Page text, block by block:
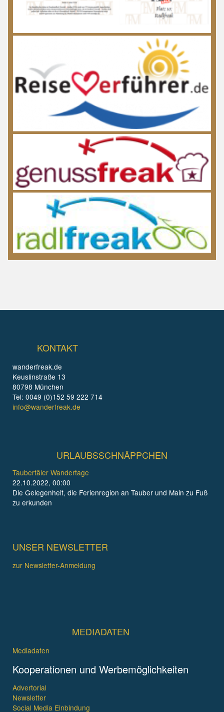
KONTAKT
wanderfreak.de
Keuslinstraße 13
80798 München
Tel: 0049 (0)152 59 222 714
info@wanderfreak.de
URLAUBSSCHNÄPPCHEN
Taubertäler Wandertage
22.10.2022, 00:00
Die Gelegenheit, die Ferienregion an Tauber und Main zu Fuß
zu erkunden
UNSER NEWSLETTER
zur Newsletter-Anmeldung
MEDIADATEN
Mediadaten
Kooperationen und Werbemöglichkeiten
Advertorial
Newsletter
Social Media Einbindung